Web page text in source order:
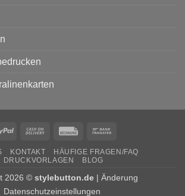
PayPal
Cash
Delivery
Rechung
KONTAKT
HÄUFIGE FRAGEN/FAQ
DRUCKVORLAGEN
BLOG
2026 © stylebutton.de| Änderung
Datenschutzeinstellungen